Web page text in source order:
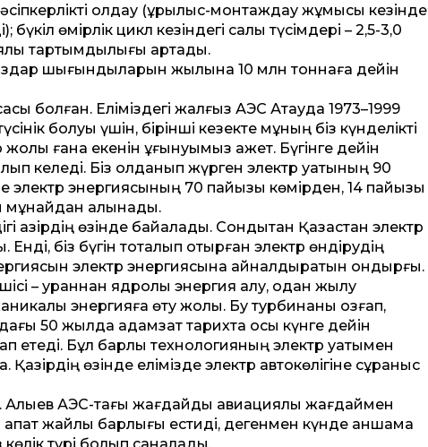
қолдау (құрылыс-монтаждау жұмысы кезінде
өмірлік цикл кезіндегі салық түсімдері – 2,5-3,0
тартымдылығы артады.
шығындыларын жылына 10 млн тоннаға дейін
болған. Еліміздегі жалғыз АЭС Ақтауда 1973–1999
болуы үшін, бірінші кезекте мұның біз күнделікті
ғана екенін ұғынуымыз қажет. Бүгінге дейін
келеді. Біз қолданып жүрген электр қуатының 90
электр энергиясының 70 пайызы көмірден, 14 пайызы
мұнайдан алынады.
қазірдің өзінде байқалады. Сондықтан Қазақстан электр
біз бүгін тоқталып отырған электр өндірудің
электр энергиясына айналдыратын қондырғы.
– ураннан ядролық энергия алу, одан жылу
энергияға өту жолы. Бу турбинаны қозғап,
50 жылда адамзат тарихта осы күнге дейін
етеді. Бұл барлық технологияның электр қуатымен
өзінде елімізде электр автокөлігіне сұраныс
Алыев АЭС-тағы жағдайды авиа­циялық жағдаймен
жайлы барлығы естиді, дегенмен күнде қаншама